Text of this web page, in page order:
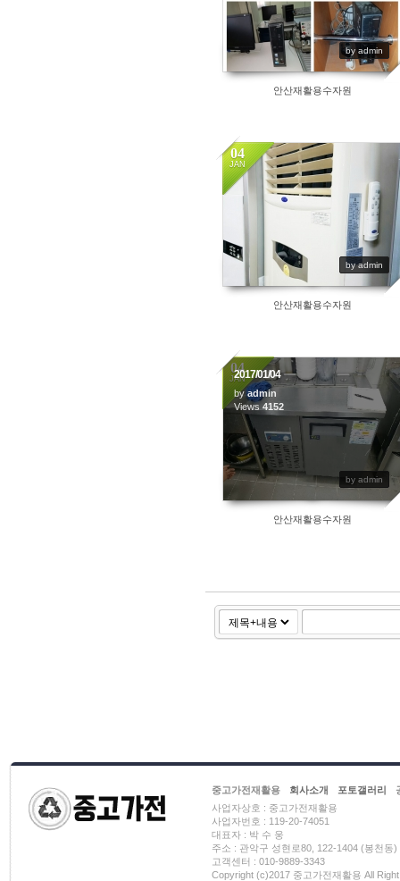
by admin
안산재활용수자원
04
JAN
by admin
3329
안산재활용수자원
04
JAN
by admin
2017/01/04
by admin
Views 4152
안산재활용수자원
중고가전재활용 회사소개 포토갤러리
사업자상호 : 중고가전재활용
사업자번호 : 119-20-74051
대표자 : 박 수 웅
주소 : 관악구 성현로80, 122-1404 (봉천동)
고객센터 : 010-9889-3343
Copyright (c)2017 중고가전재활용 All